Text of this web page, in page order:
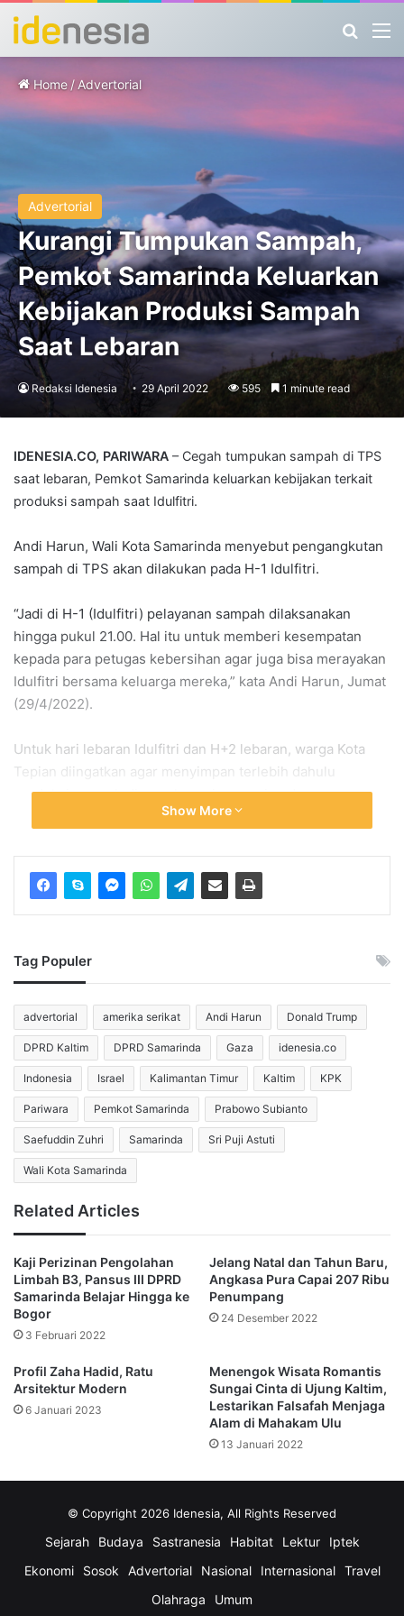
Home / Advertorial
Advertorial
Kurangi Tumpukan Sampah,
Pemkot Samarinda Keluarkan
Kebijakan Produksi Sampah
Saat Lebaran
Redaksi Idenesia 29 April 2022 595 1 minute read
IDENESIA.CO, PARIWARA – Cegah tumpukan sampah di TPS
saat lebaran, Pemkot Samarinda keluarkan kebijakan terkait
produksi sampah saat Idulfitri.
Andi Harun, Wali Kota Samarinda menyebut pengangkutan
sampah di TPS akan dilakukan pada H-1 Idulfitri.
“Jadi di H-1 (Idulfitri) pelayanan sampah dilaksanakan
hingga pukul 21.00. Hal itu untuk memberi kesempatan
kepada para petugas kebersihan agar juga bisa merayakan
Idulfitri bersama keluarga mereka,” kata Andi Harun, Jumat
(29/4/2022).
Untuk hari lebaran Idulfitri dan H+2 lebaran, warga Kota
Tepian diingatkan agar menyimpan terlebih dahulu
produksi sampah di rumah masing-masing dengan cara
Sebab, para petugas baru akan bekerja kembali secara
normal pada hari ketiga Idulfitri.
dilakukan pembuangan ke TPS sejak jam 6 sore hingga 6
pagi. Pada hari ketiga petugas kebersihan akan kembali
“Siapa lagi yang akan menjaga kebersihan Kota Samarinda
jika bukan kita semua,” pungkasnya. (pariwara)
idenesia.co Samarinda
Show More
Tag Populer
advertorial amerika serikat Andi Harun Donald Trump
DPRD Kaltim DPRD Samarinda Gaza idenesia.co
Indonesia Israel Kalimantan Timur Kaltim KPK
Pariwara Pemkot Samarinda Prabowo Subianto
Saefuddin Zuhri Samarinda Sri Puji Astuti
Wali Kota Samarinda
Related Articles
Kaji Perizinan Pengolahan
Limbah B3, Pansus III DPRD
Samarinda Belajar Hingga ke
Bogor
3 Februari 2022
Jelang Natal dan Tahun Baru,
Angkasa Pura Capai 207 Ribu
Penumpang
24 Desember 2022
Profil Zaha Hadid, Ratu
Arsitektur Modern
6 Januari 2023
Menengok Wisata Romantis
Sungai Cinta di Ujung Kaltim,
Lestarikan Falsafah Menjaga
Alam di Mahakam Ulu
13 Januari 2022
© Copyright 2026 Idenesia, All Rights Reserved
Sejarah Budaya Sastranesia Habitat Lektur
Iptek
Ekonomi
Sosok Advertorial Nasional Internasional
Travel
Olahraga
Umum